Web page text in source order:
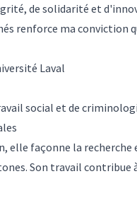
de solidarité et
renforce ma
Laval
social et de
elle façonne la
Son travail contribue